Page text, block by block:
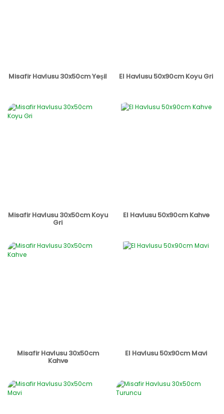
Misafir Havlusu 30x50cm Yeşil El Havlusu 50x90cm Koyu Gri
Misafir Havlusu 30x50cm Koyu
Gri
El Havlusu 50x90cm Kahve
Misafir Havlusu 30x50cm
Kahve
El Havlusu 50x90cm Mavi